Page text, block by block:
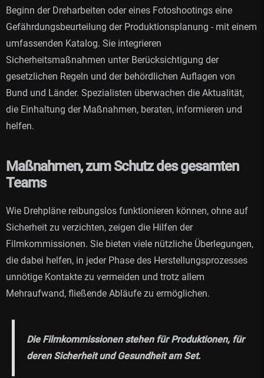
Beginn der Dreharbeiten oder eines Fotoshootings eine
Gefährdungsbeurteilung der Produktionsplanung - mit einem
umfassenden Katalog. Sie integrieren
Sicherheitsmaßnahmen unter Berücksichtigung der
gesetzlichen Regeln und der behördlichen Auflagen von
Bund und Länder. Spezialisten überwachen die Aktualität,
die Einhaltung der Maßnahmen, beraten, informieren und
helfen.
Maßnahmen, zum Schutz des gesamten
Teams
Wie Drehpläne reibungslos funktionieren können, ohne auf
Sicherheit zu verzichten, zeigen die Hilfen der
Filmkommissionen. Sie bieten viele nützliche Überlegungen,
die dabei helfen, in jeder Phase des Herstellungsprozesses
unnötige Kontakte zu vermeiden und trotz allem
Mehraufwand, fließende Abläufe zu ermöglichen.
Die Filmkommissionen stehen für Produktionen, für
deren Sicherheit und Gesundheit am Set.